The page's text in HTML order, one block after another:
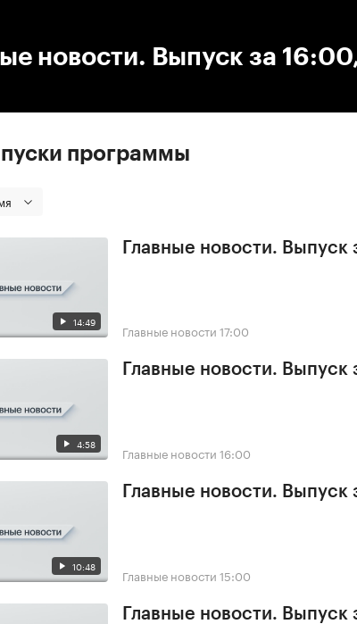
новости. Выпуск за
программы
14:49
Главные новости. Выпуск
Главные новости 17:00
4:58
Главные новости.
Главные новости 16:00
10:48
Главные новости.
Главные новости 15:00
Главные новости. Выпуск